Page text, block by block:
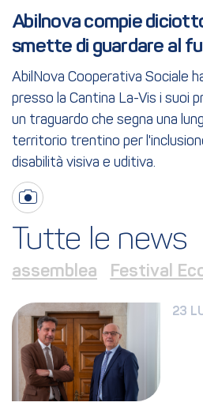
Abilnova compie
smette di guardare al
AbilNova Cooperativa Sociale
presso la Cantina La-Vis i suoi
un traguardo che segna una
territorio trentino per
disabilità visiva e uditiva.
Tutte le news
assemblea Festival
23